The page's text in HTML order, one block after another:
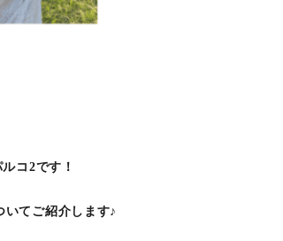
コ2です！
てご紹介します♪